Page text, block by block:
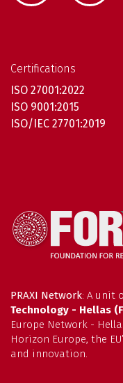
Certifications
ISO 27001:2022
ISO 9001:2015
ISO/IEC 27701:2019
PRAXI Network: A unit
Technology - Hellas
Europe Network -
Horizon Europe, the
and innovation.